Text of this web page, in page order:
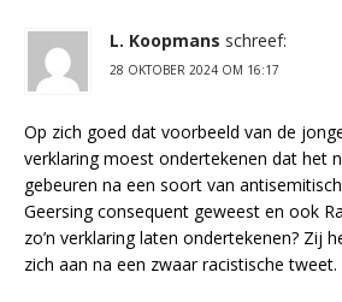
L. Koopmans schreef:
28 OKTOBER 2024 OM 16:17
Op zich goed dat voorbeeld van de
verklaring moest ondertekenen dat het
gebeuren na een soort van
Geersing consequent geweest en ook
zo’n verklaring laten ondertekenen? Zij
zich aan na een zwaar racistische tweet.